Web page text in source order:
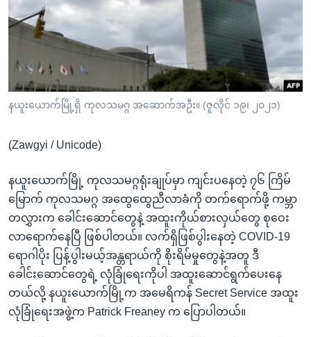
ညွန်း
စာမျက်နှာ
ကျော်
ကြည့်
ရှာဖွေ
နေရာ
သို့
ကျော်
ရန်
သုတပဒေသာ အင်္ဂလိပ်စာ
Learning English
ဗွီအိုအေ လူမှုကွန်ယက်များ
နယူးယောက်မြို့ရှိ ကုလသမဂ္ဂ အဆောက်အဦး။ (ဇူလိုင် ၁၉၊ ၂၀၂၁)
(Zawgyi / Unicode)
နယူးယောက်မြို့ ကုလသမဂ္ဂရုံးချုပ်မှာ ကျင်းပနေတဲ့ ၇၆ ကြိမ်
မြောက် ကုလသမဂ္ဂ အထွေထွေညီလာခံကို တက်ရောက်ဖို့ ကမ္ဘာ
တလွှားက ခေါင်းဆောင်တွေနဲ့ အထူးကိုယ်စားလှယ်တွေ စုဝေး
လာရောက်နေပြီ ဖြစ်ပါတယ်။ လက်ရှိဖြစ်ပွါးနေတဲ့ COVID-19
ရောဂါပိုး ပြန့်ပွါးမယ့်အန္တရာယ်ကို စိုးရိမ်မှုတွေနဲ့အတူ ဒီ
ခေါင်းဆောင်တွေရဲ့ လုံခြုံရေးကိုပါ အထူးဆောင်ရွက်ပေးနေ
တယ်လို့ နယူးယောက်မြို့က အမေရိကန် Secret Service အထူး
လုံခြုံရေးအဖွဲ့က Patrick Freaney က ပြောပါတယ်။